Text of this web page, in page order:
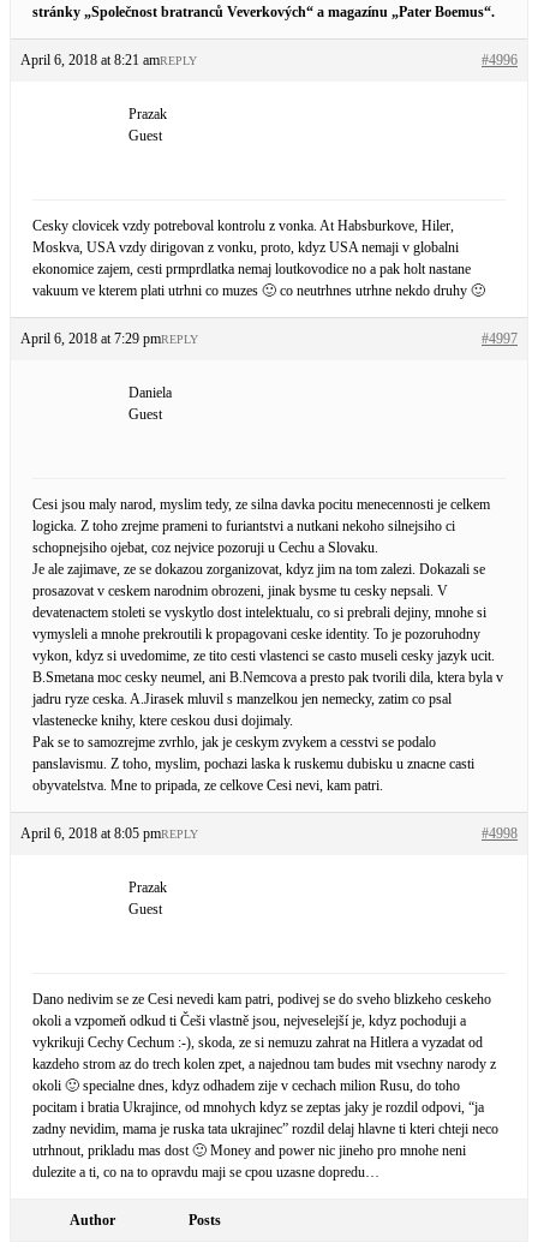
stránky „Společnost bratranců Veverkových“ a magazínu „Pater Boemus“.
April 6, 2018 at 8:21 am #4996
REPLY
Prazak
Guest
Cesky clovicek vzdy potreboval kontrolu z vonka. At Habsburkove, Hiler,
Moskva, USA vzdy dirigovan z vonku, proto, kdyz USA nemaji v globalni
ekonomice zajem, cesti prmprdlatka nemaj loutkovodice no a pak holt nastane
vakuum ve kterem plati utrhni co muzes 🙂 co neutrhnes utrhne nekdo druhy 🙂
April 6, 2018 at 7:29 pm #4997
REPLY
Daniela
Guest
Cesi jsou maly narod, myslim tedy, ze silna davka pocitu menecennosti je celkem
logicka. Z toho zrejme prameni to furiantstvi a nutkani nekoho silnejsiho ci
schopnejsiho ojebat, coz nejvice pozoruji u Cechu a Slovaku.
Je ale zajimave, ze se dokazou zorganizovat, kdyz jim na tom zalezi. Dokazali se
prosazovat v ceskem narodnim obrozeni, jinak bysme tu cesky nepsali. V
devatenactem stoleti se vyskytlo dost intelektualu, co si prebrali dejiny, mnohe si
vymysleli a mnohe prekroutili k propagovani ceske identity. To je pozoruhodny
vykon, kdyz si uvedomime, ze tito cesti vlastenci se casto museli cesky jazyk ucit.
B.Smetana moc cesky neumel, ani B.Nemcova a presto pak tvorili dila, ktera byla v
jadru ryze ceska. A.Jirasek mluvil s manzelkou jen nemecky, zatim co psal
vlastenecke knihy, ktere ceskou dusi dojimaly.
Pak se to samozrejme zvrhlo, jak je ceskym zvykem a cesstvi se podalo
panslavismu. Z toho, myslim, pochazi laska k ruskemu dubisku u znacne casti
obyvatelstva. Mne to pripada, ze celkove Cesi nevi, kam patri.
April 6, 2018 at 8:05 pm #4998
REPLY
Prazak
Guest
Dano nedivim se ze Cesi nevedi kam patri, podivej se do sveho blizkeho ceskeho
okoli a vzpomeň odkud ti Češi vlastně jsou, nejveselejší je, kdyz pochoduji a
vykrikuji Cechy Cechum :-), skoda, ze si nemuzu zahrat na Hitlera a vyzadat od
kazdeho strom az do trech kolen zpet, a najednou tam budes mit vsechny narody z
okoli 🙂 specialne dnes, kdyz odhadem zije v cechach milion Rusu, do toho
pocitam i bratia Ukrajince, od mnohych kdyz se zeptas jaky je rozdil odpovi, “ja
zadny nevidim, mama je ruska tata ukrajinec” rozdil delaj hlavne ti kteri chteji neco
utrhnout, prikladu mas dost 🙂 Money and power nic jineho pro mnohe neni
dulezite a ti, co na to opravdu maji se cpou uzasne dopredu…
Author Posts